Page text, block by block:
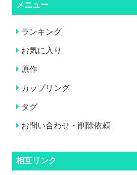
メニュー
ランキング
お気に入り
原作
カップリング
タグ
お問い合わせ・削除依頼
相互リンク